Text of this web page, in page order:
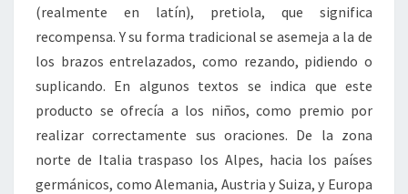
(realmente en latín), pretiola, que significa
recompensa. Y su forma tradicional se asemeja a la de
los brazos entrelazados, como rezando, pidiendo o
suplicando. En algunos textos se indica que este
producto se ofrecía a los niños, como premio por
realizar correctamente sus oraciones. De la zona
norte de Italia traspaso los Alpes, hacia los países
germánicos, como Alemania, Austria y Suiza, y Europa